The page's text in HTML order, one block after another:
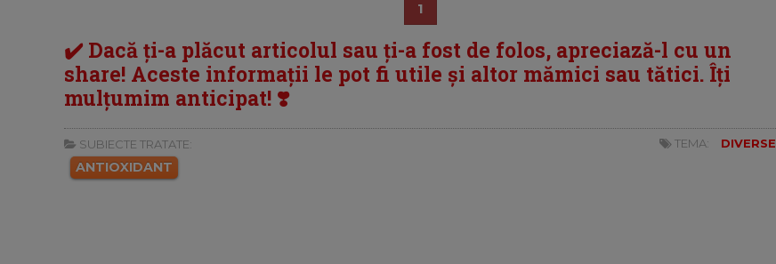
1
✔️ Dacă ți-a plăcut articolul sau ți-a fost de folos, apreciază-l cu un
share! Aceste informații le pot fi utile și altor mămici sau tătici. Îți
mulțumim anticipat! ❣️
SUBIECTE TRATATE:
ANTIOXIDANT
TEMA: DIVERSE